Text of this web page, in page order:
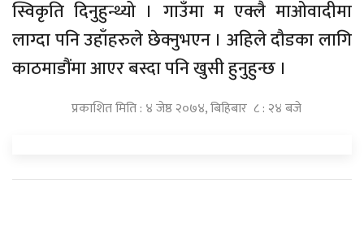
स्विकृति दिनुहुन्थ्यो । गाउँमा म एक्लै माओवादीमा
लाग्दा पनि उहाँहरुले छेक्नुभएन । अहिले दौडका लागि
काठमाडौंमा आएर बस्दा पनि खुसी हुनुहुन्छ ।
प्रकाशित मिति : ४ जेष्ठ २०७४, बिहिबार ८ : २४ बजे